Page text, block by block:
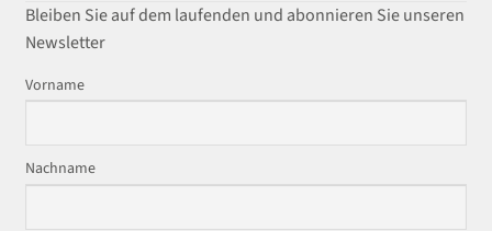
Bleiben Sie auf dem laufenden und abonnieren Sie unseren
Newsletter
Vorname
Nachname